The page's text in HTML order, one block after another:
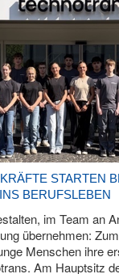
STARTEN
BERUFSLEBEN
im Team an
übernehmen:
Menschen ihre
Am Hauptsitz